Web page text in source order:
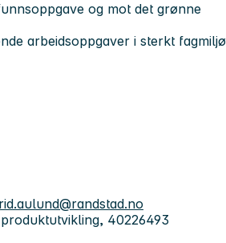
og mot det grønne
arbeidsoppgaver i sterkt fagmiljø
40226493